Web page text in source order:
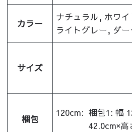
カラー
ナチュラル, ホワ
ライトグレー, ダ
サイズ
梱包
120cm: 梱包1: 幅
42.0cm×